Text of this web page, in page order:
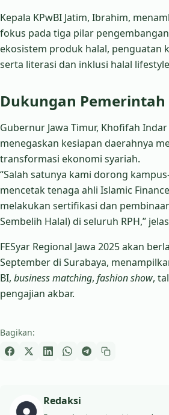
Kepala KPwBI Jatim, Ibrahim,
fokus pada tiga pilar
ekosistem produk halal, penguatan
serta literasi dan inklusi halal
Dukungan Pemerintah
Gubernur Jawa Timur, Khofifah
menegaskan kesiapan daerahnya
transformasi ekonomi syariah.
“Salah satunya kami dorong
mencetak tenaga ahli Islamic
melakukan sertifikasi dan
Sembelih Halal) di seluruh RPH,”
FESyar Regional Jawa 2025 akan
September di Surabaya,
BI, business matching, fashion show,
pengajian akbar.
Bagikan:
Redaksi